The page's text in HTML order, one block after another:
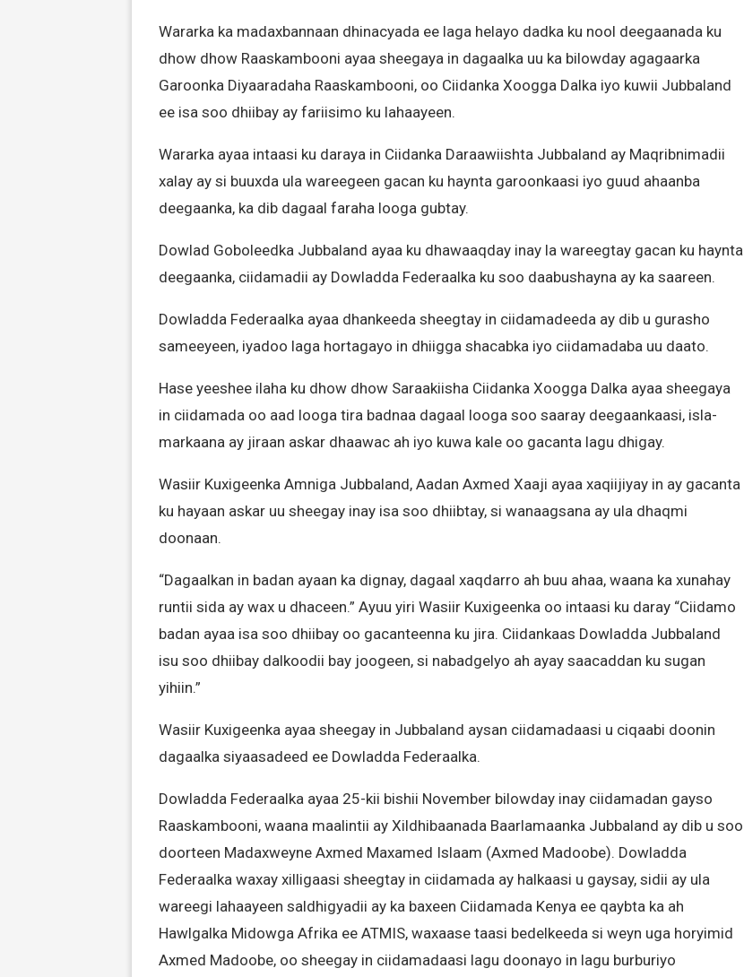
Wararka ka madaxbannaan dhinacyada ee laga helayo dadka ku nool deegaanada ku
dhow dhow Raaskambooni ayaa sheegaya in dagaalka uu ka bilowday agagaarka
Garoonka Diyaaradaha Raaskambooni, oo Ciidanka Xoogga Dalka iyo kuwii Jubbaland
ee isa soo dhiibay ay fariisimo ku lahaayeen.
Wararka ayaa intaasi ku daraya in Ciidanka Daraawiishta Jubbaland ay Maqribnimadii
xalay ay si buuxda ula wareegeen gacan ku haynta garoonkaasi iyo guud ahaanba
deegaanka, ka dib dagaal faraha looga gubtay.
Dowlad Goboleedka Jubbaland ayaa ku dhawaaqday inay la wareegtay gacan ku haynta
deegaanka, ciidamadii ay Dowladda Federaalka ku soo daabushayna ay ka saareen.
Dowladda Federaalka ayaa dhankeeda sheegtay in ciidamadeeda ay dib u gurasho
sameeyeen, iyadoo laga hortagayo in dhiigga shacabka iyo ciidamadaba uu daato.
Hase yeeshee ilaha ku dhow dhow Saraakiisha Ciidanka Xoogga Dalka ayaa sheegaya
in ciidamada oo aad looga tira badnaa dagaal looga soo saaray deegaankaasi, isla-
markaana ay jiraan askar dhaawac ah iyo kuwa kale oo gacanta lagu dhigay.
Wasiir Kuxigeenka Amniga Jubbaland, Aadan Axmed Xaaji ayaa xaqiijiyay in ay gacanta
ku hayaan askar uu sheegay inay isa soo dhiibtay, si wanaagsana ay ula dhaqmi
doonaan.
“Dagaalkan in badan ayaan ka dignay, dagaal xaqdarro ah buu ahaa, waana ka xunahay
runtii sida ay wax u dhaceen.” Ayuu yiri Wasiir Kuxigeenka oo intaasi ku daray “Ciidamo
badan ayaa isa soo dhiibay oo gacanteenna ku jira. Ciidankaas Dowladda Jubbaland
isu soo dhiibay dalkoodii bay joogeen, si nabadgelyo ah ayay saacaddan ku sugan
yihiin.”
Wasiir Kuxigeenka ayaa sheegay in Jubbaland aysan ciidamadaasi u ciqaabi doonin
dagaalka siyaasadeed ee Dowladda Federaalka.
Dowladda Federaalka ayaa 25-kii bishii November bilowday inay ciidamadan gayso
Raaskambooni, waana maalintii ay Xildhibaanada Baarlamaanka Jubbaland ay dib u soo
doorteen Madaxweyne Axmed Maxamed Islaam (Axmed Madoobe). Dowladda
Federaalka waxay xilligaasi sheegtay in ciidamada ay halkaasi u gaysay, sidii ay ula
wareegi lahaayeen saldhigyadii ay ka baxeen Ciidamada Kenya ee qaybta ka ah
Hawlgalka Midowga Afrika ee ATMIS, waxaase taasi bedelkeeda si weyn uga horyimid
Axmed Madoobe, oo sheegay in ciidamadaasi lagu doonayo in lagu burburiyo